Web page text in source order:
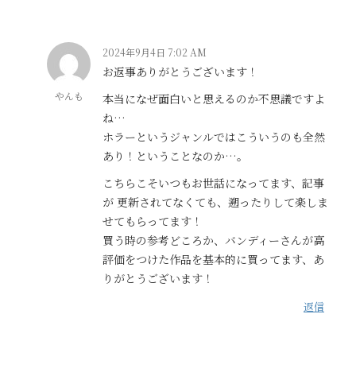
やんも
2024年9月4日 7:02 AM
お返事ありがとうございます！
本当になぜ面白いと思えるのか不思議ですよ
ね…
ホラーというジャンルではこういうのも全然
あり！ということなのか…。
こちらこそいつもお世話になってます、記事
が 更新されてなくても、遡ったりして楽しま
せてもらってます！
買う時の参考どころか、バンディーさんが高
評価をつけた作品を基本的に買ってます、あ
りがとうございます！
返信